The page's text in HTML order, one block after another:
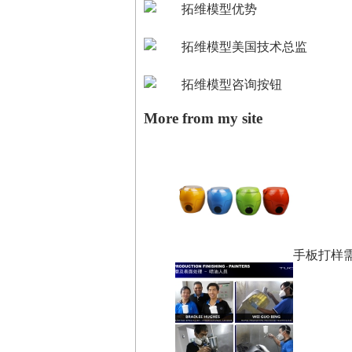
More from my site
手板打样